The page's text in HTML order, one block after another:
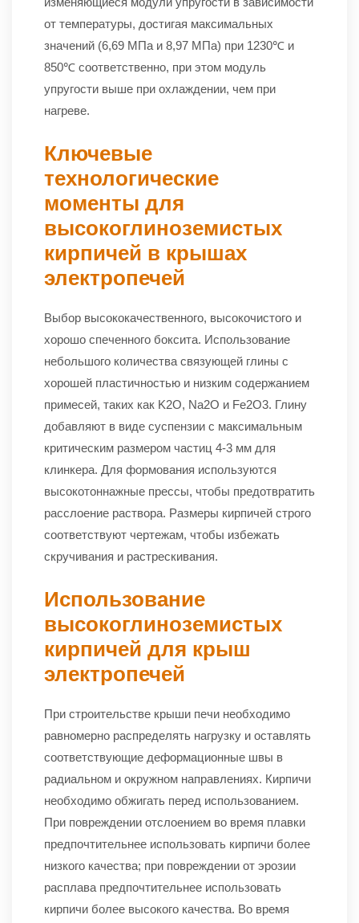
от температуры, достигая максимальных
значений (6,69 МПа и 8,97 МПа) при 1230℃ и
850℃ соответственно, при этом модуль
упругости выше при охлаждении, чем при
нагреве.
Ключевые
технологические
моменты для
высокоглиноземистых
кирпичей в крышах
электропечей
Выбор высококачественного, высокочистого и
хорошо спеченного боксита. Использование
небольшого количества связующей глины с
хорошей пластичностью и низким содержанием
примесей, таких как K2O, Na2O и Fe2O3. Глину
добавляют в виде суспензии с максимальным
критическим размером частиц 4-3 мм для
клинкера. Для формования используются
высокотоннажные прессы, чтобы предотвратить
расслоение раствора. Размеры кирпичей строго
соответствуют чертежам, чтобы избежать
скручивания и растрескивания.
Использование
высокоглиноземистых
кирпичей для крыш
электропечей
При строительстве крыши печи необходимо
равномерно распределять нагрузку и оставлять
соответствующие деформационные швы в
радиальном и окружном направлениях. Кирпичи
необходимо обжигать перед использованием.
При повреждении отслоением во время плавки
предпочтительнее использовать кирпичи более
низкого качества; при повреждении от эрозии
расплава предпочтительнее использовать
кирпичи более высокого качества. Во время